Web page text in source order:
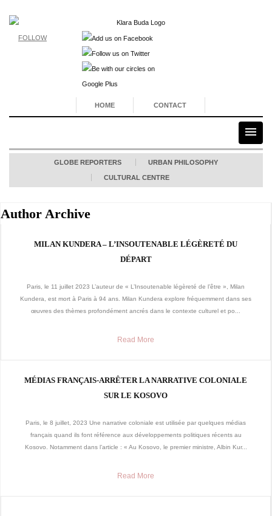
FOLLOW
HOME CONTACT
GLOBE REPORTERS URBAN PHILOSOPHY
CULTURAL CENTRE
Author Archive
MILAN KUNDERA – L’INSOUTENABLE LÉGÈRETÉ DU
DÉPART
Paris, le 11 juillet 2023 L’auteur de « L’Insoutenable légèreté de l’être », Milan
Kundera, est mort à Paris à 94 ans. Milan Kundera explore fréquemment dans ses
œuvres des thèmes profondément ancrés dans le contexte culturel et po...
Read More
MÉDIAS FRANÇAIS-ARRÊTER LA NARRATIVE COLONIALE
SUR LE KOSOVO
Paris, le 8 juillet, 2023 Une narrative coloniale est utilisée par quelques médias
français quand ils font référence aux développements politiques récents au
Kosovo. Notamment dans l’article : « Au Kosovo, le premier ministre, Albin Kur...
Read More